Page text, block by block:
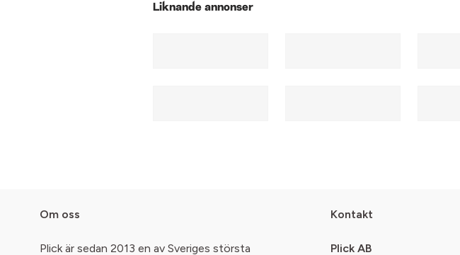
Liknande annonser
Om oss
Plick är sedan 2013 en av Sveriges största
Kontakt
Plick AB